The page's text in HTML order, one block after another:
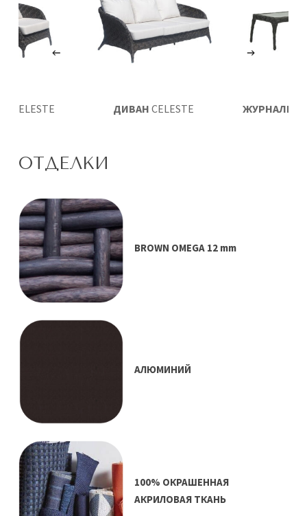
ДИВАН CELESTE
CELESTE
ОТДЕЛКИ
BROWN OMEGA 12 mm
АЛЮМИНИЙ
100% ОКРАШЕННАЯ
АКРИЛОВАЯ ТКАНЬ